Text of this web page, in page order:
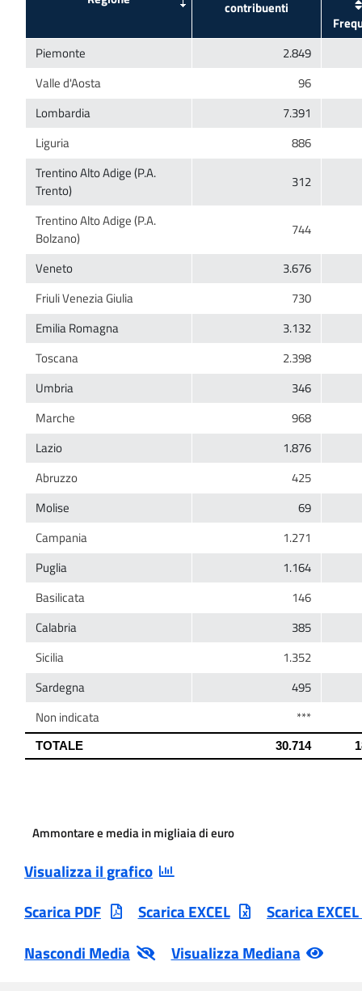
Trentino Alto Adige (P.A.
Trentino Alto Adige (P.A.
Ammontare e media in migliaia di euro